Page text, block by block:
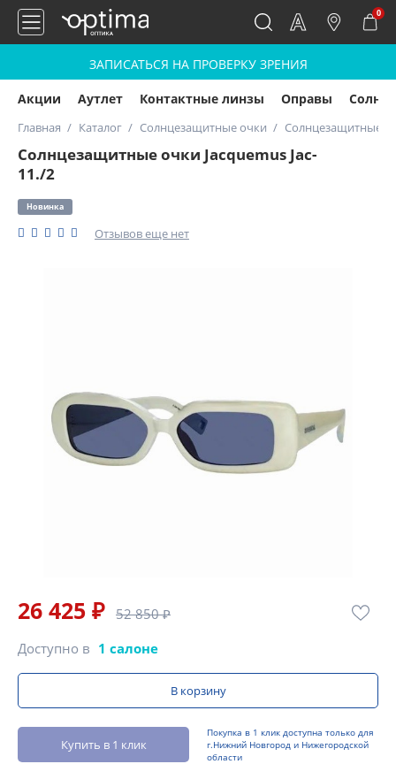
0
ЗАПИСАТЬСЯ НА ПРОВЕРКУ ЗРЕНИЯ
Акции Аутлет Контактные линзы Оправы
Главная Каталог Солнцезащитные очки Солнцезащитные
Солнцезащитные очки Jacquemus Jac-
11./2
Новинка
Отзывов еще нет
26 425 ₽ 52 850 ₽
Доступно в 1 салоне
В корзину
Купить в 1 клик
Покупка в 1 клик доступна только для
г.Нижний Новгород и Нижегородской
области